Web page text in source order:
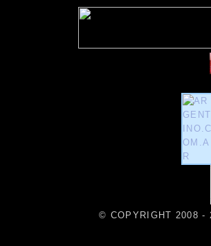
© COPYRIGHT 2008